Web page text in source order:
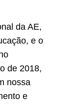
da AE,
e o
de 2018,
nossa
e